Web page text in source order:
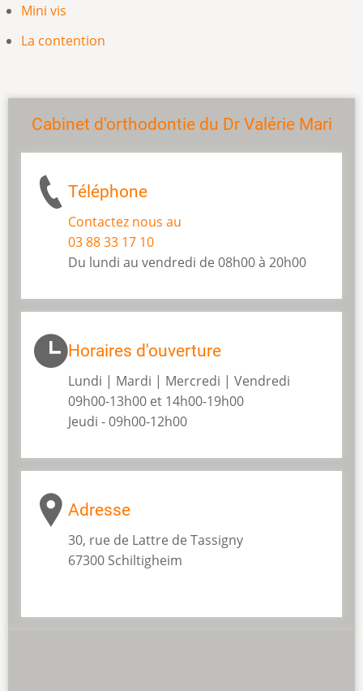
Mini vis
La contention
Cabinet d'orthodontie du Dr Valérie Mari
Téléphone
Contactez nous au
03 88 33 17 10
Du lundi au vendredi de 08h00 à 20h00
Horaires d'ouverture
Lundi | Mardi | Mercredi | Vendredi
09h00-13h00 et 14h00-19h00
Jeudi - 09h00-12h00
Adresse
30, rue de Lattre de Tassigny
67300 Schiltigheim